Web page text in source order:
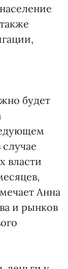
будет
власти
Анна
и рынков